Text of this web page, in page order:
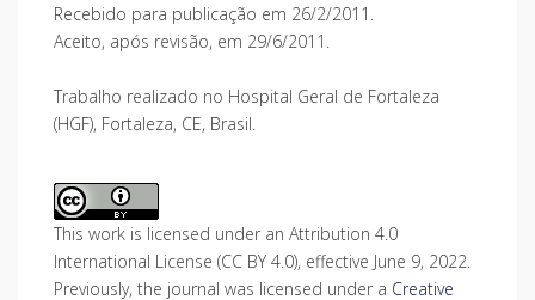
Recebido para publicação em 26/2/2011.
Aceito, após revisão, em 29/6/2011.
Trabalho realizado no Hospital Geral de Fortaleza
(HGF), Fortaleza, CE, Brasil.
This work is licensed under an Attribution 4.0
International License (CC BY 4.0), effective June 9, 2022.
Previously, the journal was licensed under a Creative